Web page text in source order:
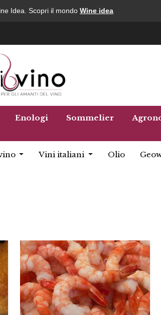
Idea. Scopri il mondo Wine idea
Enologi Sommelier
Vini italiani Olio